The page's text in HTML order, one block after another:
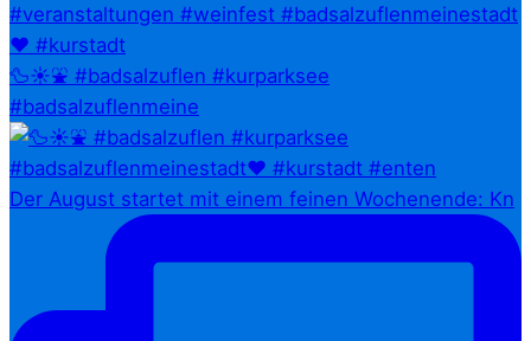
🦆☀️⛲ #badsalzuflen #kurparksee
#badsalzuflenmeine
Der August startet mit einem feinen Wochenende: Kn